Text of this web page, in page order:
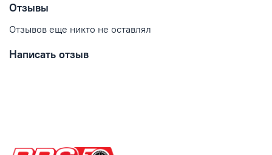
Отзывы
Отзывов еще никто не оставлял
Написать отзыв